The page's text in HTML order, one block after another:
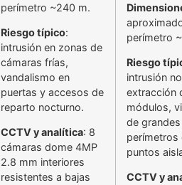
perímetro ~240 m.
Riesgo típico:
intrusión en zonas de
cámaras frías,
vandalismo en
puertas y accesos de
reparto nocturno.
CCTV y analítica: 8
cámaras dome 4MP
2.8 mm interiores
resistentes a bajas
perímetro
Riesgo
intrusión
extracción
módulos,
de grandes
perímetros
puntos
CCTV y